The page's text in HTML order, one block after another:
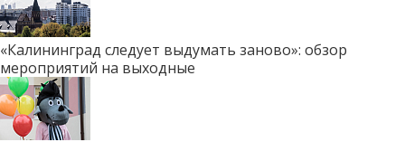
«Калининград следует выдумать заново»: обзор
мероприятий на выходные